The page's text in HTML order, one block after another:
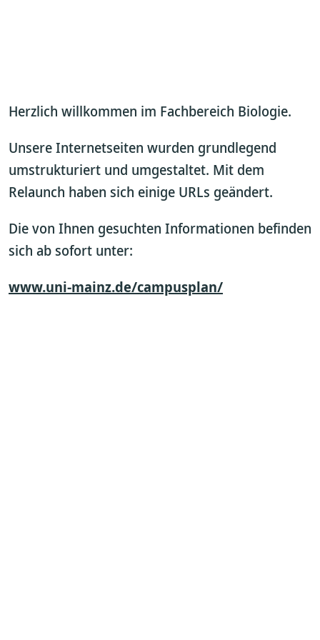
Herzlich willkommen im Fachbereich Biologie.
Unsere Internetseiten wurden grundlegend
umstrukturiert und umgestaltet. Mit dem
Relaunch haben sich einige URLs geändert.
Die von Ihnen gesuchten Informationen befinden
sich ab sofort unter:
www.uni-mainz.de/campusplan/